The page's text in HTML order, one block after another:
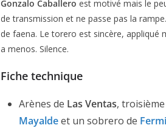
Gonzalo Caballero est motivé mais le
de transmission et ne passe pas la
de faena. Le torero est sincère,
a menos. Silence.
Fiche technique
Arènes de Las Ventas,
Mayaldeet un sobrero de